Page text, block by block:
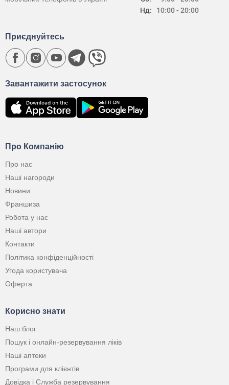
Нд:
10:00 - 20:00
Про Компанію
Про нас
Наші нагороди
Новини
Франшиза
Робота у нас
Наші автори
Контакти
Політика конфіденційності
Угода користувача
Оферта
Корисно знати
Наш блог
Пошук і онлайн-резервування ліків
Наші аптеки
Програми для клієнтів
Довідка і Служба резервування
Завантажити застосунок
Приєднуйтесь